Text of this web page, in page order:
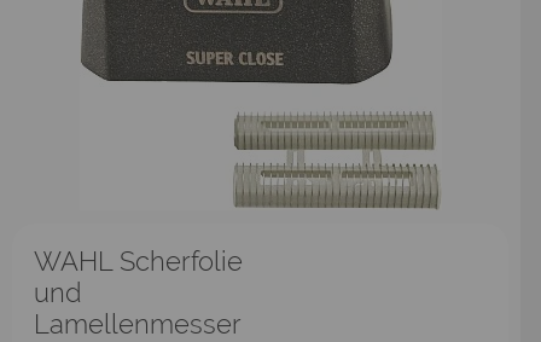
WAHL Scherfolie
und
Lamellenmesser